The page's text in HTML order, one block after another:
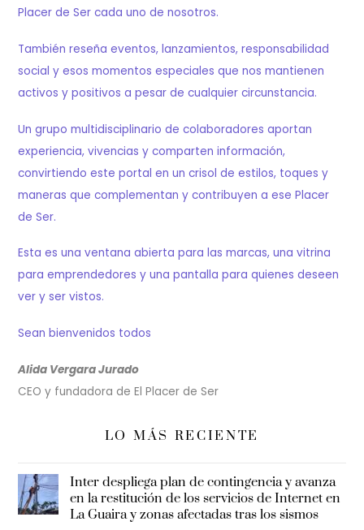
Placer de Ser cada uno de nosotros.
También reseña eventos, lanzamientos, responsabilidad
social y esos momentos especiales que nos mantienen
activos y positivos a pesar de cualquier circunstancia.
Un grupo multidisciplinario de colaboradores aportan
experiencia, vivencias y comparten información,
convirtiendo este portal en un crisol de estilos, toques y
maneras que complementan y contribuyen a ese Placer
de Ser.
Esta es una ventana abierta para las marcas, una vitrina
para emprendedores y una pantalla para quienes deseen
ver y ser vistos.
Sean bienvenidos todos
Alida Vergara Jurado
CEO y fundadora de El Placer de Ser
LO MÁS RECIENTE
Inter despliega plan de contingencia y avanza
en la restitución de los servicios de Internet en
La Guaira y zonas afectadas tras los sismos